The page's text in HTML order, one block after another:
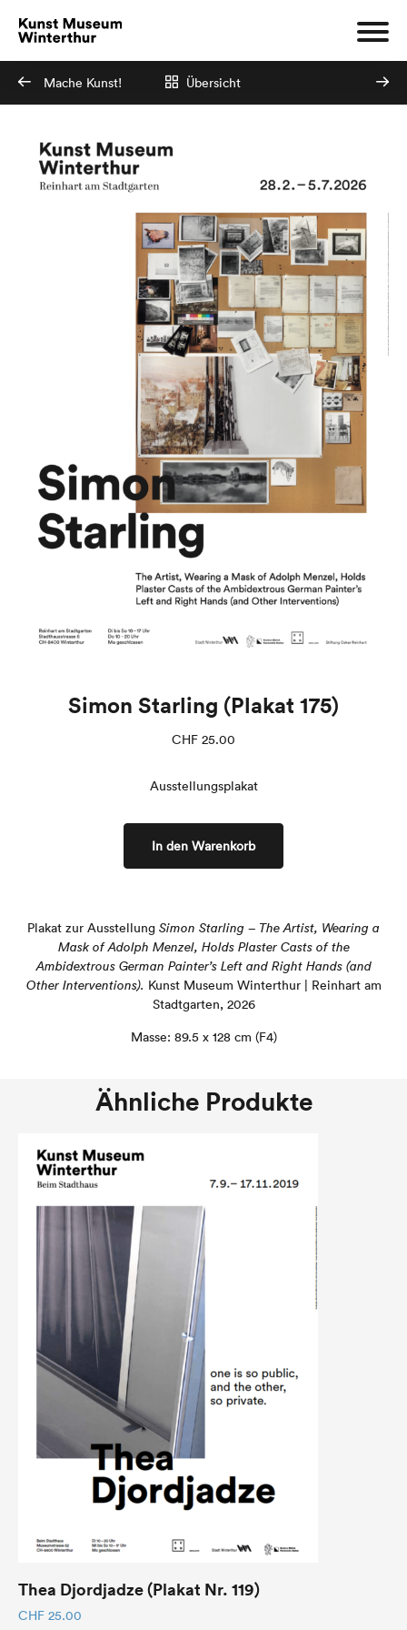
Mache Kunst! Übersicht
Simon Starling (Plakat 175)
CHF 25.00
Ausstellungsplakat
In den Warenkorb
Plakat zur Ausstellung Simon Starling – The Artist, Wearing a
Mask of Adolph Menzel, Holds Plaster Casts of the
Ambidextrous German Painter’s Left and Right Hands (and
Other Interventions). Kunst Museum Winterthur | Reinhart am
Stadtgarten, 2026
Masse: 89.5 x 128 cm (F4)
Ähnliche Produkte
Thea Djordjadze (Plakat Nr. 119)
CHF 25.00